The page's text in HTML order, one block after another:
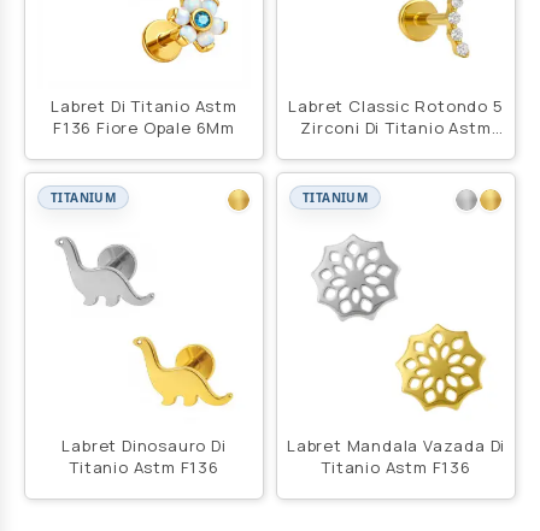
Labret Di Titanio Astm
F136 Fiore Opale 6Mm
Labret Classic Rotondo 5
Zirconi Di Titanio Astm
TITANIUM
Labret Dinosauro Di
Titanio Astm F136
TITANIUM
Labret Mandala Vazada Di
Titanio Astm F136